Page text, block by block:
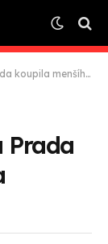
rivala Versace
Prada